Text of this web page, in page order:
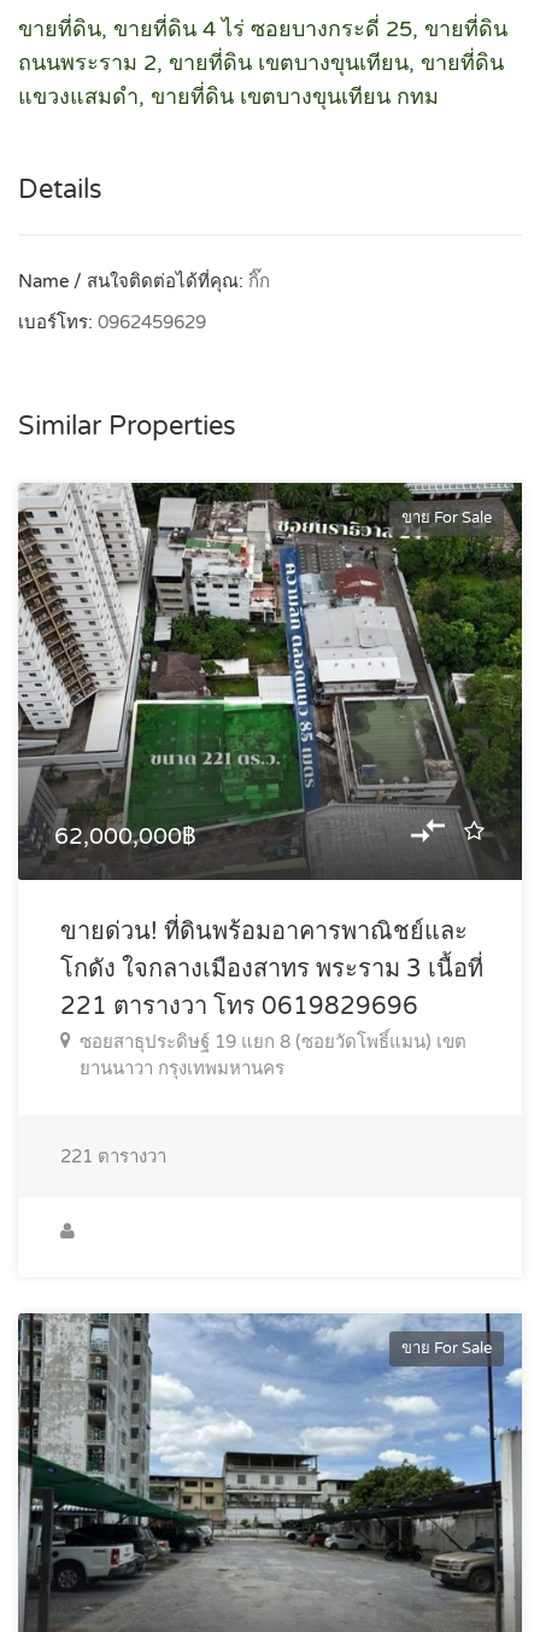
ขายที่ดิน, ขายที่ดิน 4 ไร่ ซอยบางกระดี่ 25, ขายที่ดิน
ถนนพระราม 2, ขายที่ดิน เขตบางขุนเทียน, ขายที่ดิน
แขวงแสมดำ, ขายที่ดิน เขตบางขุนเทียน กทม
Details
Name / สนใจติดต่อได้ที่คุณ: กิ๊ก
เบอร์โทร: 0962459629
Similar Properties
ขาย For Sale
62,000,000฿
ขายด่วน! ที่ดินพร้อมอาคารพาณิชย์และ
โกดัง ใจกลางเมืองสาทร พระราม 3 เนื้อที่
221 ตารางวา โทร 0619829696
ซอยสาธุประดิษฐ์ 19 แยก 8 (ซอยวัดโพธิ์แมน) เขต
ยานนาวา กรุงเทพมหานคร
221 ตารางวา
ขาย For Sale